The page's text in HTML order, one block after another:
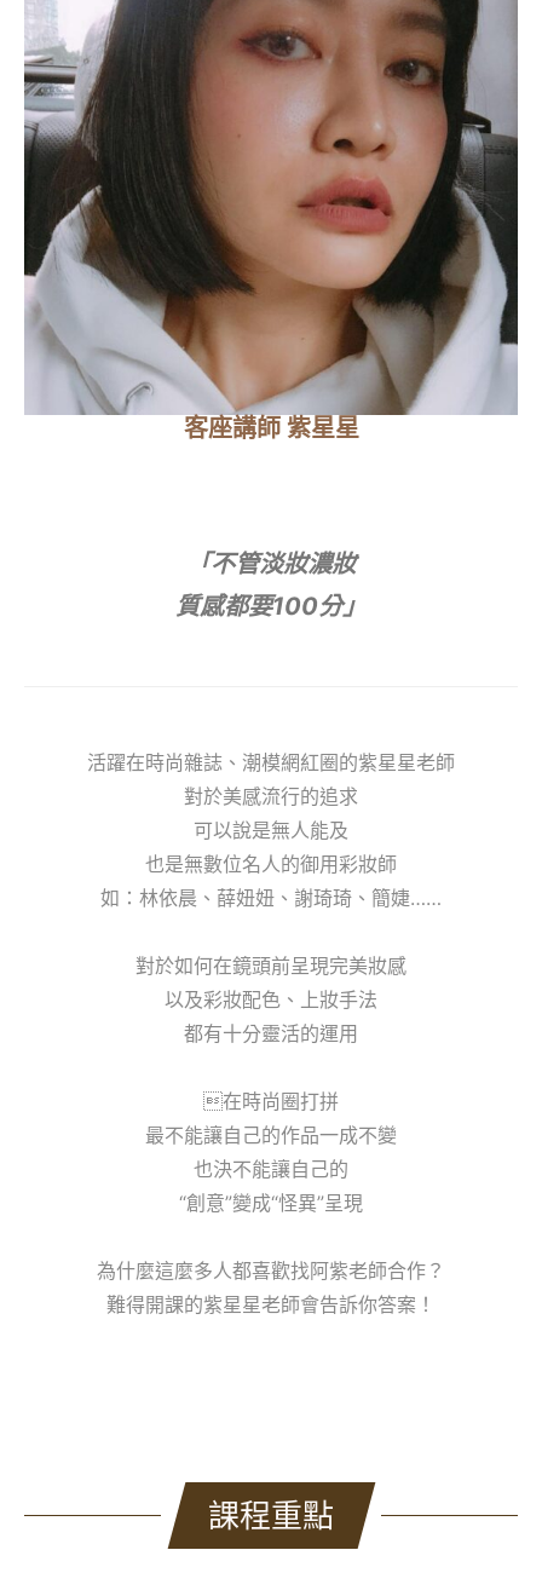
客座講師 紫星星
「不管淡妝濃妝
質感都要100分」
活躍在時尚雜誌、潮模網紅圈的紫星星老師
對於美感流行的追求
可以說是無人能及
也是無數位名人的御用彩妝師
如：林依晨、薛妞妞、謝琦琦、簡婕……
對於如何在鏡頭前呈現完美妝感
以及彩妝配色、上妝手法
都有十分靈活的運用
在時尚圈打拼
最不能讓自己的作品一成不變
也決不能讓自己的
“創意”變成“怪異”呈現
為什麼這麼多人都喜歡找阿紫老師合作？
難得開課的紫星星老師會告訴你答案！
課程重點